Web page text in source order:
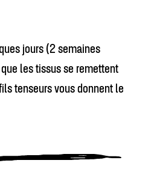
jours (2 semaines
les tissus se remettent
tenseurs vous donnent le